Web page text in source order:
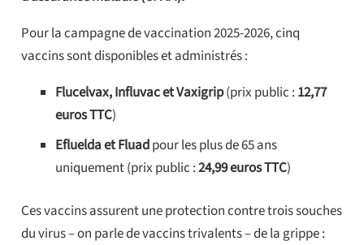
Pour la campagne de vaccination 2025-2026, cinq
vaccins sont disponibles et administrés :
Flucelvax, Influvac et Vaxigrip(prix public : 12,77
euros TTC)
Efluelda et Fluadpour les plus de 65 ans
uniquement (prix public :24,99 euros TTC)
Ces vaccins assurent une protection contre trois souches
du virus – on parle de vaccins trivalents – de la grippe :